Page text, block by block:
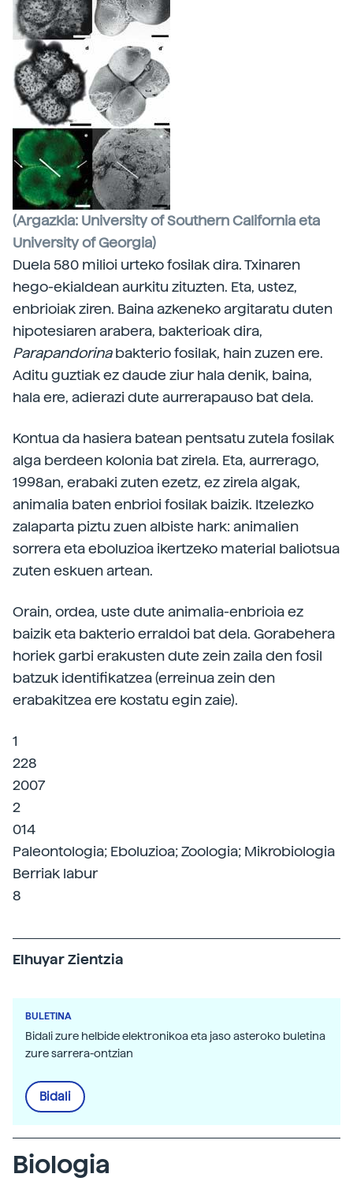
(Argazkia: University of Southern California eta
University of Georgia)
Duela 580 milioi urteko fosilak dira.Txinaren
hego-ekialdean aurkitu zituzten. Eta, ustez,
enbrioiak ziren. Baina azkeneko argitaratu duten
hipotesiaren arabera, bakterioak dira,
Parapandorinabakterio fosilak, hain zuzen ere.
Aditu guztiak ez daude ziur hala denik, baina,
hala ere, adierazi dute aurrerapauso bat dela.
Kontua da hasiera batean pentsatu zutela fosilak
alga berdeen kolonia bat zirela. Eta, aurrerago,
1998an, erabaki zuten ezetz, ez zirela algak,
animalia baten enbrioi fosilak baizik. Itzelezko
zalaparta piztu zuen albiste hark: animalien
sorrera eta eboluzioa ikertzeko material baliotsua
zuten eskuen artean.
Orain, ordea, uste dute animalia-enbrioia ez
baizik eta bakterio erraldoi bat dela. Gorabehera
horiek garbi erakusten dute zein zaila den fosil
batzuk identifikatzea (erreinua zein den
erabakitzea ere kostatu egin zaie).
1
228
2007
2
014
Paleontologia; Eboluzioa; Zoologia; Mikrobiologia
Berriak labur
8
Elhuyar Zientzia
BULETINA
Bidali zure helbide elektronikoa eta jaso asteroko buletina
zure sarrera-ontzian
Bidali
Biologia